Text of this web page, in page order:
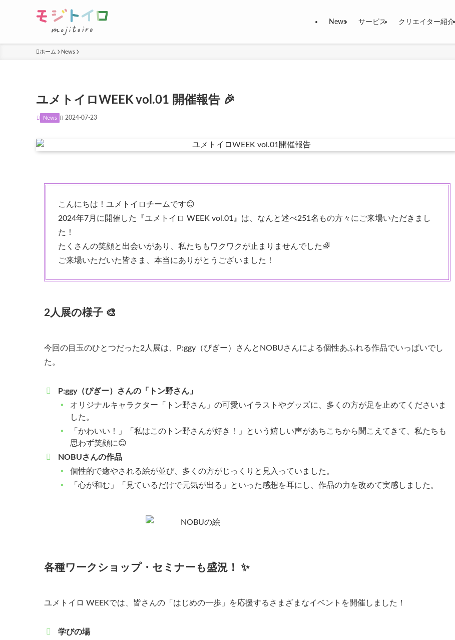
News サービス クリエイター紹介
ホーム News
ユメトイロWEEK vol.01 開催報告 🎉
News 2024-07-23
こんにちは！ユメトイロチームです😊
2024年7月に開催した『ユメトイロ WEEK vol.01』は、なんと述べ251名もの方々にご来場いただきまし
た！
たくさんの笑顔と出会いがあり、私たちもワクワクが止まりませんでした🌈
ご来場いただいた皆さま、本当にありがとうございました！
2人展の様子 🎨
今回の目玉のひとつだった2人展は、P:ggy（ぴぎー）さんとNOBUさんによる個性あふれる作品でいっぱいでし
た。
P:ggy（ぴぎー）さんの「トン野さん」
オリジナルキャラクター「トン野さん」の可愛いイラストやグッズに、多くの方が足を止めてくださいま
した。
「かわいい！」「私はこのトン野さんが好き！」という嬉しい声があちこちから聞こえてきて、私たちも
思わず笑顔に😊
NOBUさんの作品
個性的で癒やされる絵が並び、多くの方がじっくりと見入っていました。
「心が和む」「見ているだけで元気が出る」といった感想を耳にし、作品の力を改めて実感しました。
各種ワークショップ・セミナーも盛況！ ✨
ユメトイロ WEEKでは、皆さんの「はじめの一歩」を応援するさまざまなイベントを開催しました！
学びの場